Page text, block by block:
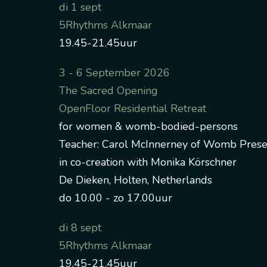
di 1 sept
5Rhythms Alkmaar
19.45-21.45uur
3 - 6 September 2026
The Sacred Opening
OpenFloor Residential Retreat
for women & womb-bodied-persons
Teacher: Carol McInnerney of Womb
in co-creation with Monika Körschner
De Dieken, Holten, Netherlands
do 10.00 - zo 17.00uur
di 8 sept
5Rhythms Alkmaar
19.45-21.45uur